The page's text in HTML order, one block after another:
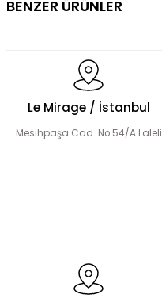
BENZER ÜRÜNLER
Le Mirage / İstanbul
Mesihpaşa Cad. No:54/A Laleli